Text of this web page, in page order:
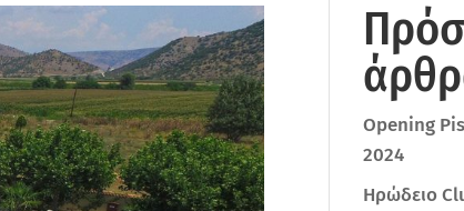
Opening
2024
Ηρώδειο